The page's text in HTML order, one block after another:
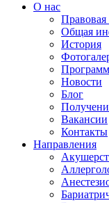
О нас
Общая
История
Новости
Блог
Вакансии
Контакты
Направления